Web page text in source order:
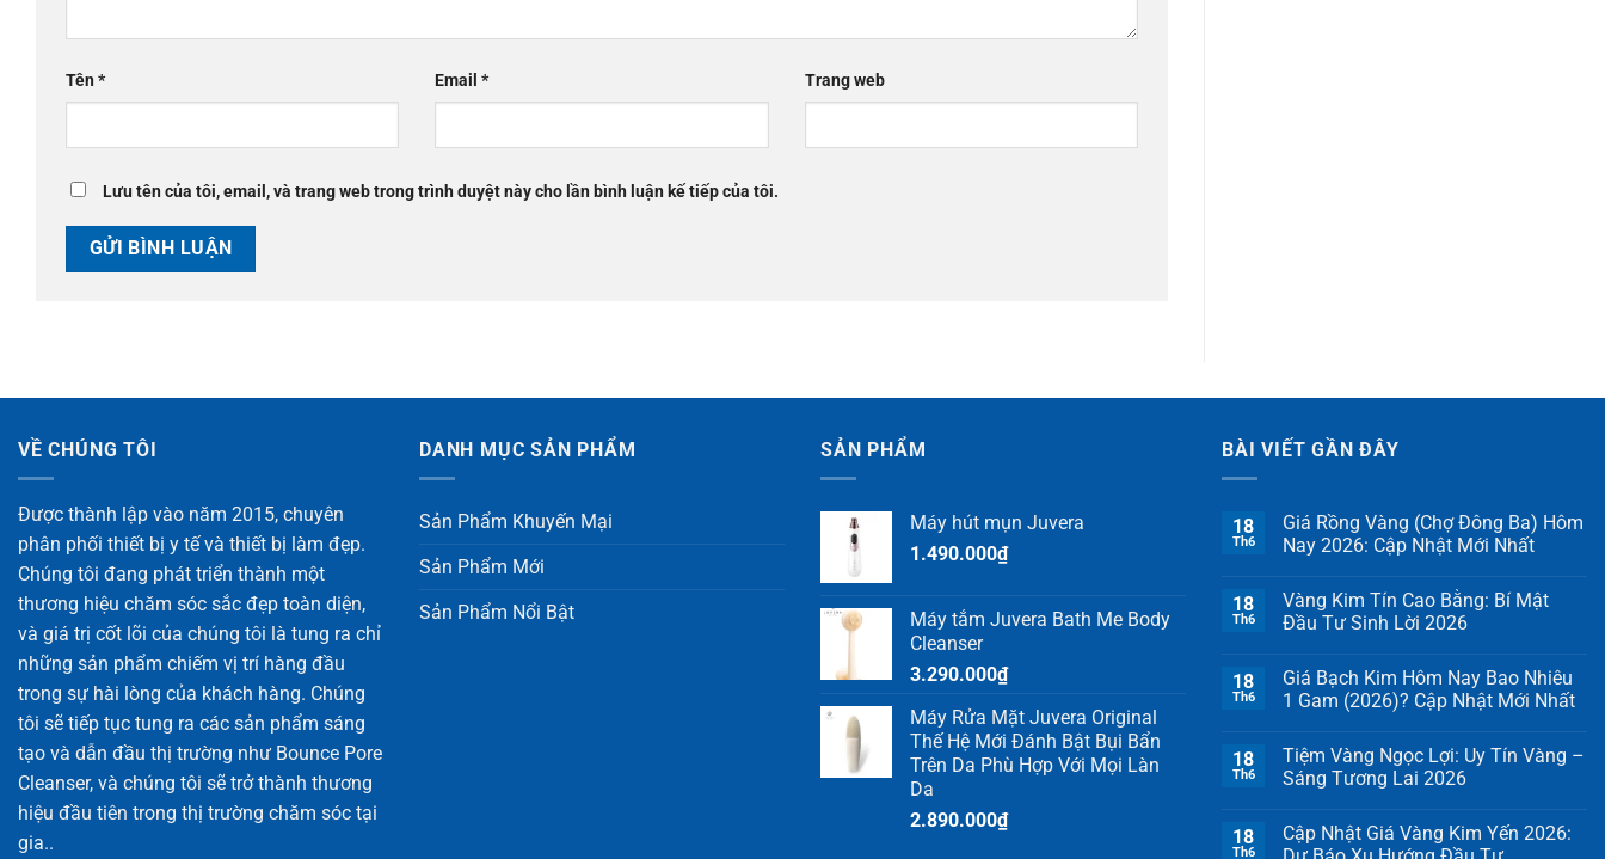
Tên* Email* Trang web
Lưu tên của tôi, email, và trang web trong trình duyệt này cho lần bình luận kế tiếp của tôi.
VỀ CHÚNG TÔI
Được thành lập vào năm 2015, chuyên
phân phối thiết bị y tế và thiết bị làm đẹp.
Chúng tôi đang phát triển thành một
thương hiệu chăm sóc sắc đẹp toàn diện,
và giá trị cốt lõi của chúng tôi là tung ra chỉ
những sản phẩm chiếm vị trí hàng đầu
trong sự hài lòng của khách hàng. Chúng
tôi sẽ tiếp tục tung ra các sản phẩm sáng
tạo và dẫn đầu thị trường như Bounce Pore
Cleanser, và chúng tôi sẽ trở thành thương
hiệu đầu tiên trong thị trường chăm sóc tại
gia..
DANH MỤC SẢN PHẨM
Sản Phẩm Khuyến Mại
Sản Phẩm Mới
Sản Phẩm Nổi Bật
SẢN PHẨM
Máy hút mụn Juvera
1.490.000₫
Máy tắm Juvera Bath Me Body
Cleanser
3.290.000₫
Máy Rửa Mặt Juvera Original
Thế Hệ Mới Đánh Bật Bụi Bẩn
Trên Da Phù Hợp Với Mọi Làn
Da
2.890.000₫
BÀI VIẾT GẦN ĐÂY
18
Th6
Giá Rồng Vàng (Chợ Đông Ba) Hôm
Nay 2026: Cập Nhật Mới Nhất
18
Th6
Vàng Kim Tín Cao Bằng: Bí Mật
Đầu Tư Sinh Lời 2026
18
Th6
Giá Bạch Kim Hôm Nay Bao Nhiêu
1 Gam (2026)? Cập Nhật Mới Nhất
18
Th6
Tiệm Vàng Ngọc Lợi: Uy Tín Vàng –
Sáng Tương Lai 2026
18
Th6
Cập Nhật Giá Vàng Kim Yến 2026: